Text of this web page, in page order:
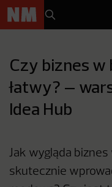
Czy biznes
łatwy? –
Idea Hub
Jak wygląda
skutecznie